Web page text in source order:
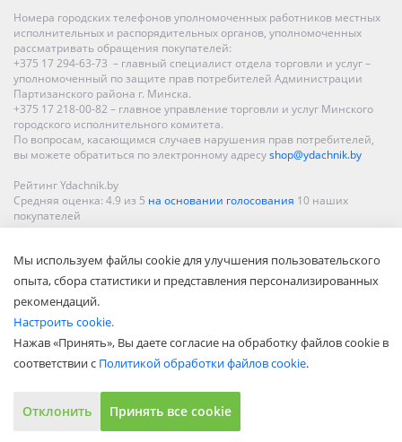
Номера городских телефонов уполномоченных работников местных
исполнительных и распорядительных органов, уполномоченных
рассматривать обращения покупателей:
+375 17 294-63-73 – главный специалист отдела торговли и услуг –
уполномоченный по защите прав потребителей Администрации
Партизанского района г. Минска.
+375 17 218-00-82 – главное управление торговли и услуг Минского
городского исполнительного комитета.
По вопросам, касающимся случаев нарушения прав потребителей,
вы можете обратиться по электронному адресуshop@ydachnik.by
Рейтинг Ydachnik.by
Средняя оценка: 4.9 из 5 на основании голосования 10 наших
покупателей
Гродно, Могилеве, Бобруйске, Барановичах, Молодечно,
Новополоцке, Пинске, Солигорске. При заказе в интернет-магазине
доставка осуществляется по всей Беларуси.
Показать полную версию
© ООО «Акватехнологии», 2002—2022
Мы используем файлы cookie для улучшения пользовательского
опыта, сбора статистики и представления персонализированных
рекомендаций.
Настроить cookie.
Нажав «Принять», Вы даете согласие на обработку файлов cookie в
соответствии с Политикой обработки файлов cookie.
Отклонить Принять все cookie